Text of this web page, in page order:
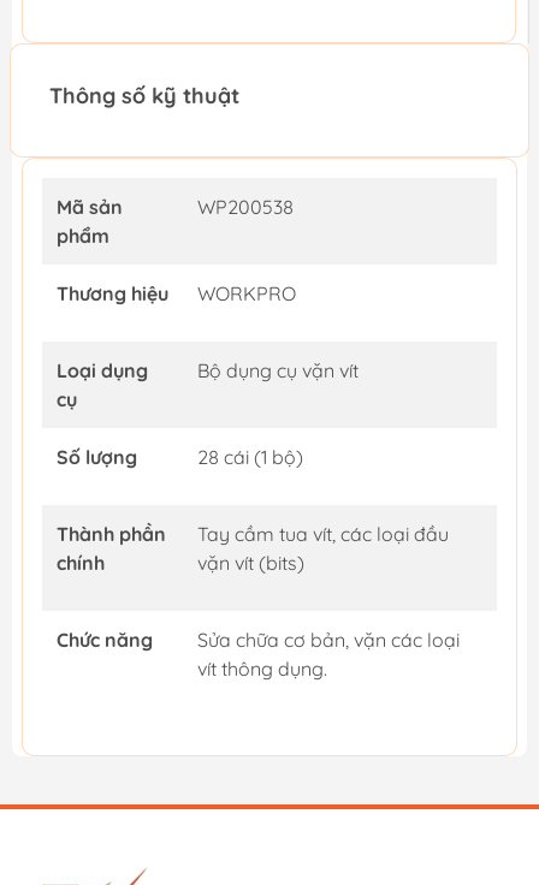
Thông số kỹ thuật
Mã sản
phẩm
WP200538
Thương hiệu WORKPRO
Loại dụng
cụ
Bộ dụng cụ vặn vít
Số lượng 28 cái (1 bộ)
Thành phần
chính
Tay cầm tua vít, các loại đầu
vặn vít (bits)
Chức năng
Sửa chữa cơ bản, vặn các loại
vít thông dụng.